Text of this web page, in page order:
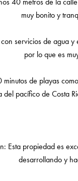
muy bonito y
servicios de agua
por lo que es
minutos de playas
del pacífico de Costa
Esta propiedad es
desarrollando y